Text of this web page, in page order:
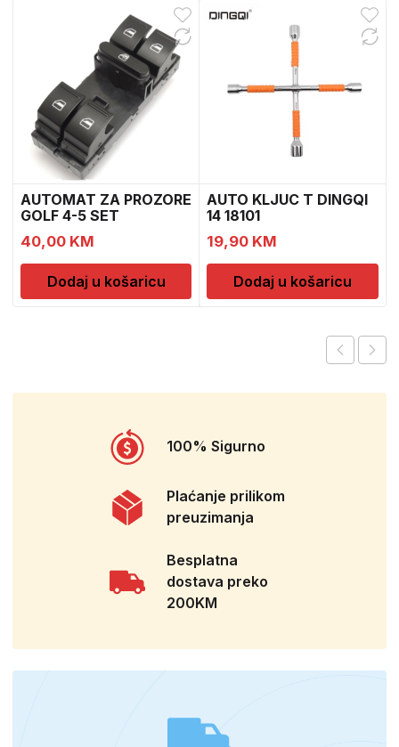
AUTOMAT ZA PROZORE
GOLF 4-5 SET
40,00 KM
Dodaj u košaricu
AUTO KLJUC T DINGQI
14 18101
19,90 KM
Dodaj u košaricu
100% Sigurno
Plaćanje prilikom
preuzimanja
Besplatna
dostava preko
200KM